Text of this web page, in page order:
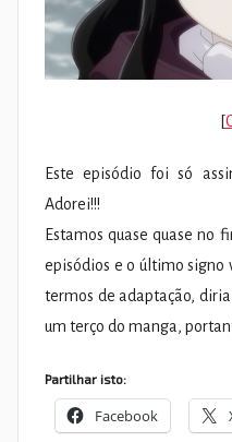
[
Este episódio foi só
Adorei!!!
Estamos quase quase no
episódios e o último signo
termos de adaptação,
um terço do manga,
Partilhar isto:
Facebook